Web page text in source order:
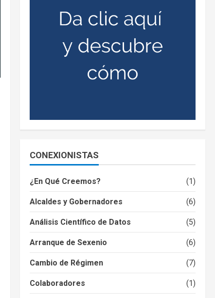
CONEXIONISTAS
¿En Qué Creemos? (1)
Alcaldes y Gobernadores (6)
Análisis Científico de Datos (5)
Arranque de Sexenio (6)
Cambio de Régimen (7)
Colaboradores (1)